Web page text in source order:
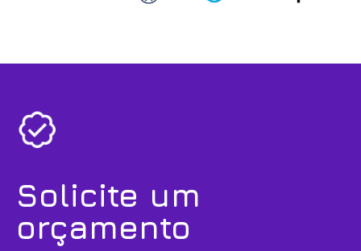
Solicite um
orçamento